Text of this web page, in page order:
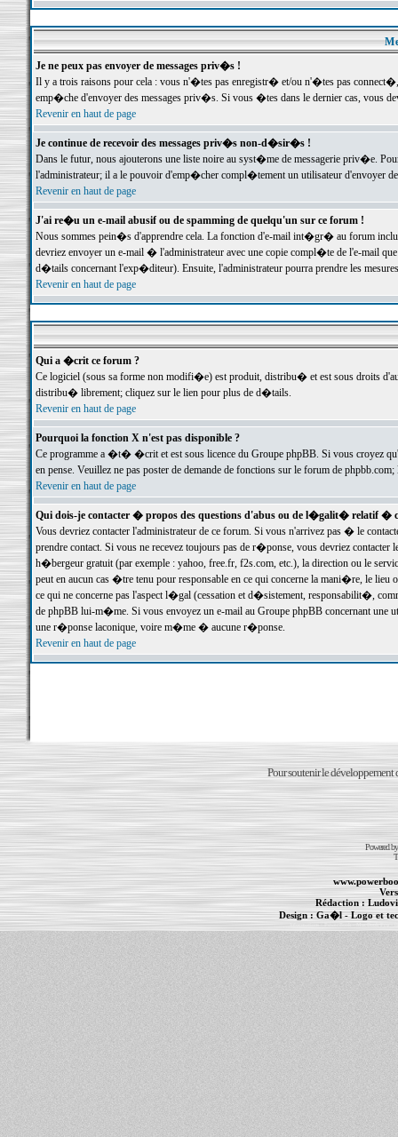
Je ne peux pas envoyer de messages priv�s !
Il y a trois raisons pour cela : vous n'�tes pas enregistr� et/ou n'�tes pas
emp�che d'envoyer des messages priv�s. Si vous �tes dans le dernier cas, vous
Revenir en haut de page
Je continue de recevoir des messages priv�s non-d�sir�s !
Dans le futur, nous ajouterons une liste noire au syst�me de messagerie priv�e.
l'administrateur; il a le pouvoir d'emp�cher compl�tement un utilisateur d'envoyer
Revenir en haut de page
J'ai re�u un e-mail abusif ou de spamming de quelqu'un sur ce forum !
Nous sommes pein�s d'apprendre cela. La fonction d'e-mail int�gr� au forum inclut
devriez envoyer un e-mail � l'administrateur avec une copie compl�te de l'e-mail
d�tails concernant l'exp�diteur). Ensuite, l'administrateur pourra prendre les
Revenir en haut de page
Qui a �crit ce forum ?
Ce logiciel (sous sa forme non modifi�e) est produit, distribu� et est sous droits
distribu� librement; cliquez sur le lien pour plus de d�tails.
Revenir en haut de page
Pourquoi la fonction X n'est pas disponible ?
Ce programme a �t� �crit et est sous licence du Groupe phpBB. Si vous croyez
en pense. Veuillez ne pas poster de demande de fonctions sur le forum de
Revenir en haut de page
Qui dois-je contacter � propos des questions d'abus ou de l�galit� relatif �
Vous devriez contacter l'administrateur de ce forum. Si vous n'arrivez pas � le
prendre contact. Si vous ne recevez toujours pas de r�ponse, vous devriez
h�bergeur gratuit (par exemple : yahoo, free.fr, f2s.com, etc.), la direction ou le
peut en aucun cas �tre tenu pour responsable en ce qui concerne la mani�re, le
ce qui ne concerne pas l'aspect l�gal (cessation et d�sistement, responsabilit�,
de phpBB lui-m�me. Si vous envoyez un e-mail au Groupe phpBB concernant une
une r�ponse laconique, voire m�me � aucune r�ponse.
Revenir en haut de page
Pour soutenir le développement
Powered
Rédaction :
Design :Ga�l- Logo et
Informations :